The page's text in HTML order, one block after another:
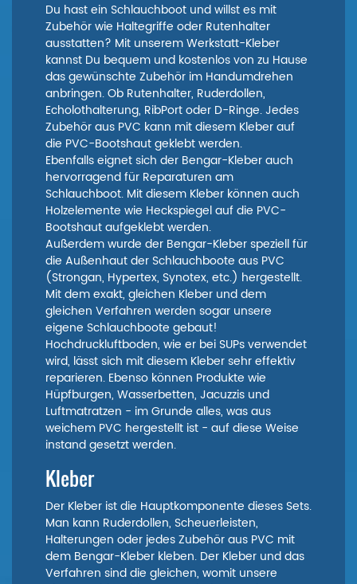
Du hast ein Schlauchboot und willst es mit
Zubehör wie Haltegriffe oder Rutenhalter
ausstatten? Mit unserem Werkstatt-Kleber
kannst Du bequem und kostenlos von zu Hause
das gewünschte Zubehör im Handumdrehen
anbringen. Ob Rutenhalter, Ruderdollen,
Echolothalterung, RibPort oder D-Ringe. Jedes
Zubehör aus PVC kann mit diesem Kleber auf
die PVC-Bootshaut geklebt werden.
Ebenfalls eignet sich der Bengar-Kleber auch
hervorragend für Reparaturen am
Schlauchboot. Mit diesem Kleber können auch
Holzelemente wie Heckspiegel auf die PVC-
Bootshaut aufgeklebt werden.
Außerdem wurde der Bengar-Kleber speziell für
die Außenhaut der Schlauchboote aus PVC
(Strongan, Hypertex, Synotex, etc.) hergestellt.
Mit dem exakt, gleichen Kleber und dem
gleichen Verfahren werden sogar unsere
eigene Schlauchboote gebaut!
Hochdruckluftboden, wie er bei SUPs verwendet
wird, lässt sich mit diesem Kleber sehr effektiv
reparieren. Ebenso können Produkte wie
Hüpfburgen, Wasserbetten, Jacuzzis und
Luftmatratzen - im Grunde alles, was aus
weichem PVC hergestellt ist - auf diese Weise
instand gesetzt werden.
Kleber
Der Kleber ist die Hauptkomponente dieses Sets.
Man kann Ruderdollen, Scheuerleisten,
Halterungen oder jedes Zubehör aus PVC mit
dem Bengar-Kleber kleben. Der Kleber und das
Verfahren sind die gleichen, womit unsere